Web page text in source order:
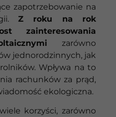
zapotrzebowanie na
Z roku na rok
zainteresowania
zarówno
jednorodzinnych, jak
Wpływa na to
rachunków za prąd,
ekologiczna.
korzyści, zarówno